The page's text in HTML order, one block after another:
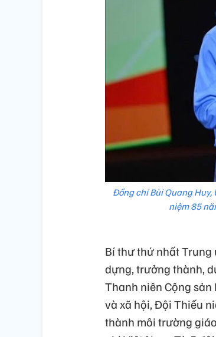
Đồng chí Bùi Quang
niệm 85
Bí thư thứ nhất Trung
dựng, trưởng thành,
Thanh niên Cộng
và xã hội, Đội Thiếu
thành môi trường